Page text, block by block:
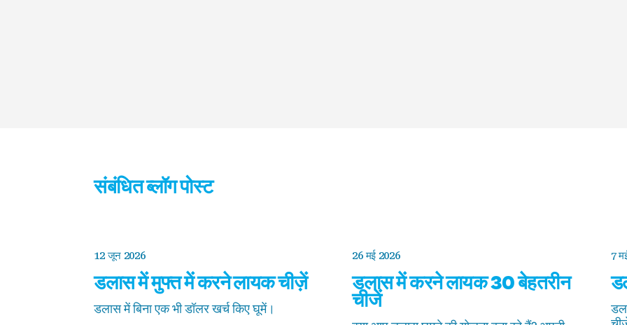
संबंधित ब्लॉग पोस्ट
12 जून 2026
डलास में मुफ्त में करने लायक चीज़ें
डलास में बिना एक भी डॉलर खर्च किए घूमें।
26 मई 2026
डलास में करने लायक 30 बेहतरीन
चीजें
7